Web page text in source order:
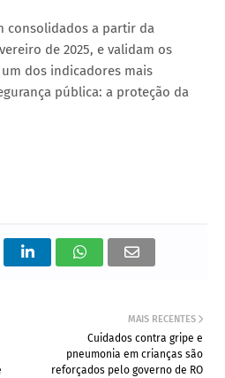
consolidados a partir da
de 2025, e validam os
dos indicadores mais
pública: a proteção da
MAIS RECENTES
Cuidados contra gripe e
pneumonia em crianças são
reforçados pelo governo de RO